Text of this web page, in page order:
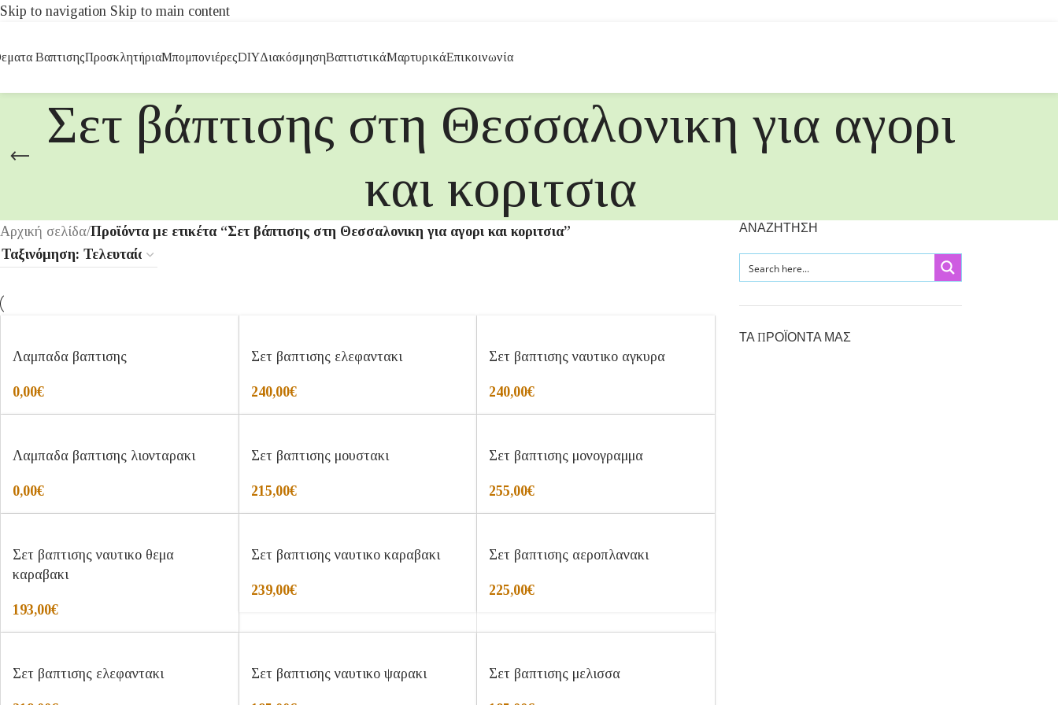
Skip to navigation Skip to main content
ΒαπτισηςΠροσκλητήριαΜπομπονιέρεςDIYΔιακόσμησηΒαπτιστικάΜαρτυρικάΕπικοινωνία
Σετ βάπτισης στη Θεσσαλονικη για αγορι
και κοριτσια
Αρχική σελίδα/Προϊόντα με ετικέτα “Σετ βάπτισης στη Θεσσαλονικη για αγορι και κοριτσια”
Λαμπαδα βαπτισης
0,00€
Σετ βαπτισης ελεφαντακι
240,00€
Σετ βαπτισης ναυτικο αγκυρα
240,00€
Λαμπαδα βαπτισης λιονταρακι
0,00€
Σετ βαπτισης μουστακι
215,00€
Σετ βαπτισης μονογραμμα
255,00€
Σετ βαπτισης ναυτικο θεμα
καραβακι
193,00€
Σετ βαπτισης ναυτικο καραβακι
239,00€
Σετ βαπτισης αεροπλανακι
225,00€
Σετ βαπτισης ελεφαντακι Σετ βαπτισης ναυτικο ψαρακι Σετ βαπτισης μελισσα
ΑΝΑΖΗΤΗΣΗ
ΤΑ ΠΡΟΪΟΝΤΑ ΜΑΣ